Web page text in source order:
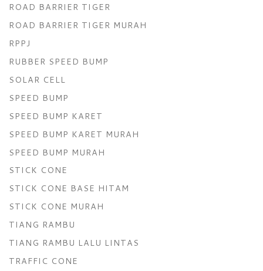
ROAD BARRIER TIGER
ROAD BARRIER TIGER MURAH
RPPJ
RUBBER SPEED BUMP
SOLAR CELL
SPEED BUMP
SPEED BUMP KARET
SPEED BUMP KARET MURAH
SPEED BUMP MURAH
STICK CONE
STICK CONE BASE HITAM
STICK CONE MURAH
TIANG RAMBU
TIANG RAMBU LALU LINTAS
TRAFFIC CONE